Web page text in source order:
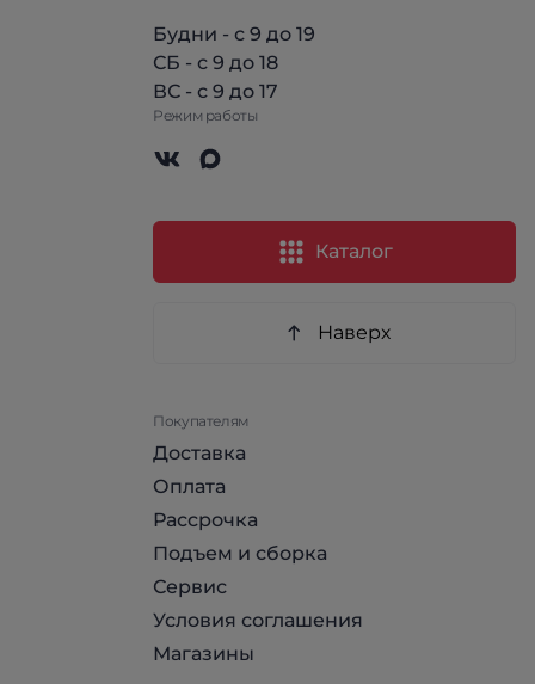
Будни - с 9 до 19
СБ - с 9 до 18
ВС - с 9 до 17
Режим работы
Каталог
Наверх
Покупателям
Доставка
Оплата
Рассрочка
Подъем и сборка
Сервис
Условия соглашения
Магазины